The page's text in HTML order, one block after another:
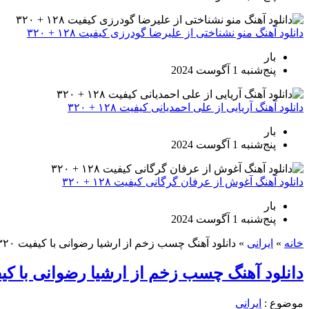
دانلود آهنگ منو نشناختی از علیرضا گودرزی کیفیت ۱۲۸ + ۳۲۰
بار
پنج‌شنبه 1 آگوست 2024
دانلود آهنگ آریایی از علی احمدیانی کیفیت ۱۲۸ + ۳۲۰
بار
پنج‌شنبه 1 آگوست 2024
دانلود آهنگ آغوش از عرفان گرگانی کیفیت ۱۲۸ + ۳۲۰
بار
پنج‌شنبه 1 آگوست 2024
خانه » ایرانی » دانلود آهنگ چسب زخم از ارشیا رضوانی با کیفیت ۳۲۰
دانلود آهنگ چسب زخم از ارشیا رضوانی با
موضوع : ایرانی